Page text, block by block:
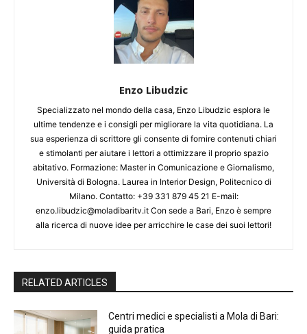
Enzo Libudzic
Specializzato nel mondo della casa, Enzo Libudzic esplora le
ultime tendenze e i consigli per migliorare la vita quotidiana. La
sua esperienza di scrittore gli consente di fornire contenuti chiari
e stimolanti per aiutare i lettori a ottimizzare il proprio spazio
abitativo. Formazione: Master in Comunicazione e Giornalismo,
Università di Bologna. Laurea in Interior Design, Politecnico di
Milano. Contatto: +39 331 879 45 21 E-mail:
enzo.libudzic@moladibaritv.it Con sede a Bari, Enzo è sempre
alla ricerca di nuove idee per arricchire le case dei suoi lettori!
RELATED ARTICLES
Centri medici e specialisti a Mola di Bari:
guida pratica